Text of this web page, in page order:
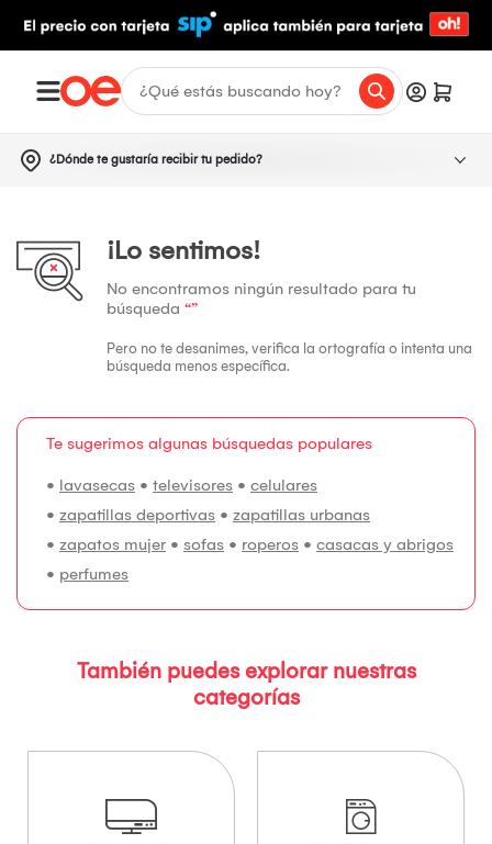
¿Dónde te gustaría recibir tu pedido?
¡Lo sentimos!
No encontramos ningún resultado para tu
búsqueda “”
Pero no te desanimes, verifica la ortografía o intenta una
búsqueda menos específica.
Te sugerimos algunas búsquedas populares
• lavasecas • televisores • celulares
• zapatillas deportivas • zapatillas urbanas
• zapatos mujer • sofas • roperos • casacas y abrigos
• perfumes
También puedes explorar nuestras
categorías